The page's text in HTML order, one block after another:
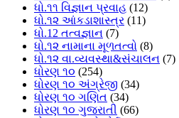
ધો.૧૧ વિજ્ઞાન પ્રવાહ (12)
ધો.૧૨ આંકડાશાસ્ત્ર (11)
ધો.12 તત્વજ્ઞાન (7)
ધો.૧૨ નામાના મૂળતત્વો (8)
ધો.૧૨ વા.વ્યવસ્થા&સંચાલન (7)
ધોરણ ૧૦ (254)
ધોરણ ૧૦ અંગ્રેજી (34)
ધોરણ ૧૦ ગણિત (34)
ધોરણ ૧૦ ગુજરાતી (66)